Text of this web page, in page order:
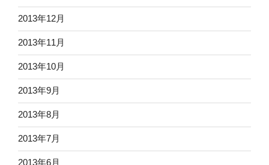
2013年12月
2013年11月
2013年10月
2013年9月
2013年8月
2013年7月
2013年6月